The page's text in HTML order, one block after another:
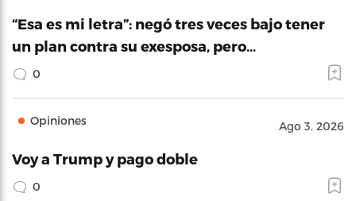
“Esa es mi letra”: negó tres veces bajo tener
un plan contra su exesposa, pero…
0
Opiniones Ago 3, 2026
Voy a Trump y pago doble
0